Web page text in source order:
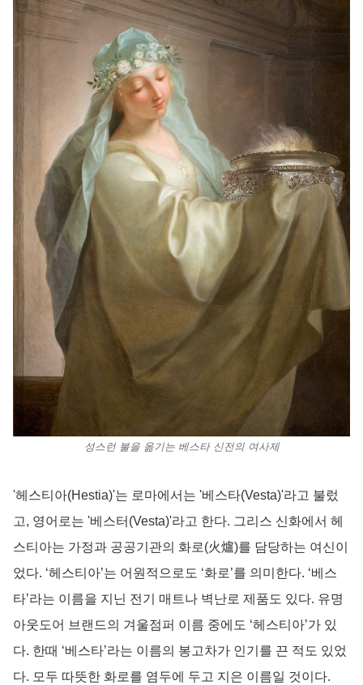
성스런 불을 옮기는 베스타 신전의 여사제
'헤스티아(Hestia)'는 로마에서는 '베스타(Vesta)'라고 불렀
고, 영어로는 '베스터(Vesta)'라고 한다. 그리스 신화에서 헤
스티아는 가정과 공공기관의 화로(火爐)를 담당하는 여신이
었다. ‘헤스티아’는 어원적으로도 ‘화로’를 의미한다. ‘베스
타’라는 이름을 지닌 전기 매트나 벽난로 제품도 있다. 유명
아웃도어 브랜드의 겨울점퍼 이름 중에도 ‘헤스티아’가 있
다. 한때 ‘베스타’라는 이름의 봉고차가 인기를 끈 적도 있었
다. 모두 따뜻한 화로를 염두에 두고 지은 이름일 것이다.